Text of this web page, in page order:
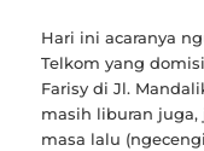
Hari ini acaranya
Telkom yang
Farisy di Jl.
masih liburan juga,
masa lalu